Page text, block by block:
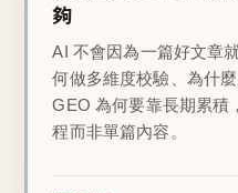
夠
AI 不會因為一篇好文章
何做多維度校驗、為什
GEO 為何要靠長期累積
程而非單篇內容。